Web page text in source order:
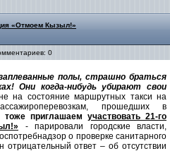
«Отмоем Кызыл!»
0
полы, страшно браться
Они когда-нибудь убирают свои
на состояние маршрутных такси на
прошедших в
приглашаем участвовать 21-го
- парировали городские власти,
о проверке санитарного
ответ – об отсутствии